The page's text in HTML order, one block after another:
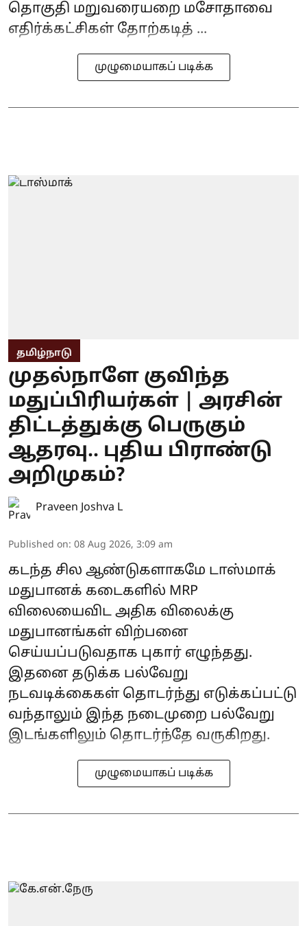
தொகுதி மறுவரையறை மசோதாவை
எதிர்க்கட்சிகள் தோற்கடித் ...
முழுமையாகப் படிக்க
தமிழ்நாடு
முதல்நாளே குவிந்த
மதுப்பிரியர்கள் | அரசின்
திட்டத்துக்கு பெருகும்
ஆதரவு.. புதிய பிராண்டு
அறிமுகம்?
Praveen Joshva L
Published on: 08 Aug 2026, 3:09 am
கடந்த சில ஆண்டுகளாகமே டாஸ்மாக்
மதுபானக் கடைகளில் MRP
விலையைவிட அதிக விலைக்கு
மதுபானங்கள் விற்பனை
செய்யப்படுவதாக புகார் எழுந்தது.
இதனை தடுக்க பல்வேறு
நடவடிக்கைகள் தொடர்ந்து எடுக்கப்பட்டு
வந்தாலும் இந்த நடைமுறை பல்வேறு
இடங்களிலும் தொடர்ந்தே வருகிறது.
முழுமையாகப் படிக்க